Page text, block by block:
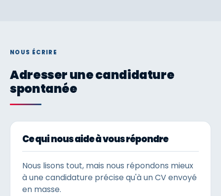
NOUS ÉCRIRE
Adresser une candidature
spontanée
Ce qui nous aide à vous répondre
Nous lisons tout, mais nous répondons mieux
à une candidature précise qu'à un CV envoyé
en masse.